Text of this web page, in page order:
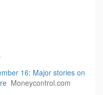
16: Major stories on
Moneycontrol.com